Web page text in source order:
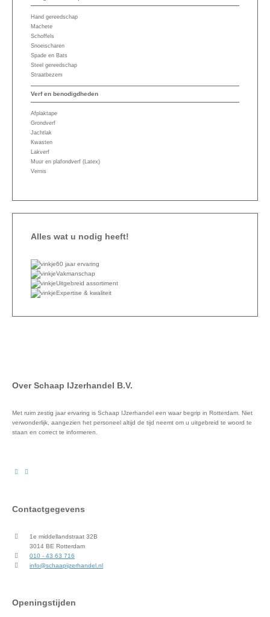
Hand gereedschap
Machete
Schoffels
Snoeischaren
Spade en Bats
Steel gereedschap
Straatbezem
Verf en benodigdheden
Afplaktape
Grondverf
Jachtlak
Kwasten
Lakverf
Muur en plafondverf (Latex)
Vernis
Alles wat u nodig heeft!
60 jaar ervaring
Vakmanschap
Uitgebreid assortiment
Expertise & kwaliteit
Over Schaap IJzerhandel B.V.
Met ruim zestig jaar ervaring is Schaap IJzerhandel een waar begrip in Rotterdam. Niet
verwonderlijk, aangezien het personeel altijd de tijd neemt om u uitgebreid te woord te
staan en correct te informeren.
Contactgegevens
1e middellandstraat 32B
3014 BE Rotterdam
010 - 43 63 716
info@schaapijzerhandel.nl
Openingstijden